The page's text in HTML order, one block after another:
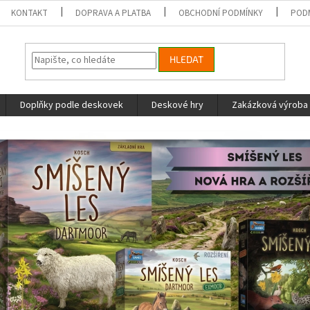
KONTAKT DOPRAVA A PLATBA OBCHODNÍ PODMÍNKY
HLEDAT
Doplňky podle deskovek Deskové hry Zakázková výroba